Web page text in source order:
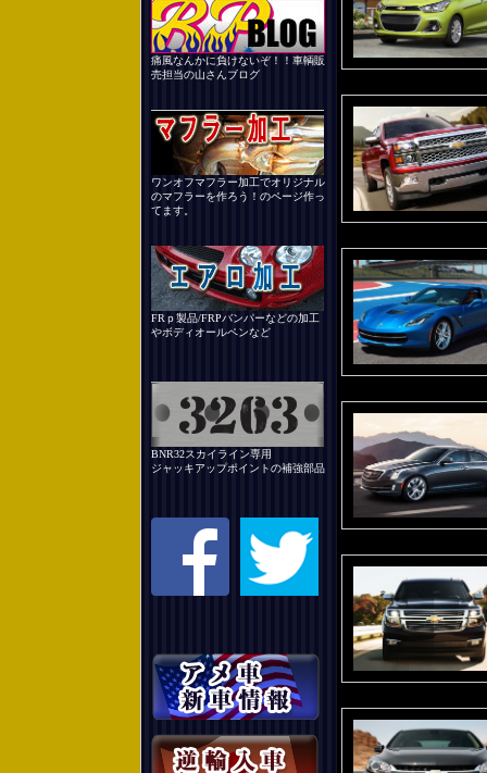
痛風なんかに負けないぞ！！車輌販
売担当の山さんブログ
ワンオフマフラー加工でオリジナル
のマフラーを作ろう！のページ作っ
てます。
FRｐ製品/FRPバンパーなどの加工
やボディオールペンなど
BNR32スカイライン専用
ジャッキアップポイントの補強部品